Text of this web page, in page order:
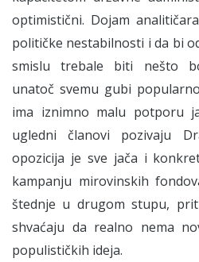
optimistični. Dojam
političke nestabilnosti i da bi
smislu trebale biti nešto
unatoč svemu gubi
ima iznimno malu potporu
ugledni članovi pozivaju
opozicija je sve jača i
kampanju mirovinskih
štednje u drugom stupu,
shvaćaju da realno nema
populističkih ideja.